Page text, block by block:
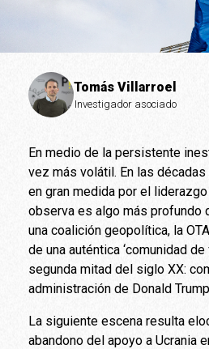
Tomás Villarroel
Investigador asociado
En medio de la persistente
vez más volátil. En las
en gran medida por el
observa es algo más profundo
una coalición geopolítica, la
de una auténtica ‘comunidad
segunda mitad del siglo XX:
administración de Donald
La siguiente escena resulta
abandono del apoyo a Ucrania